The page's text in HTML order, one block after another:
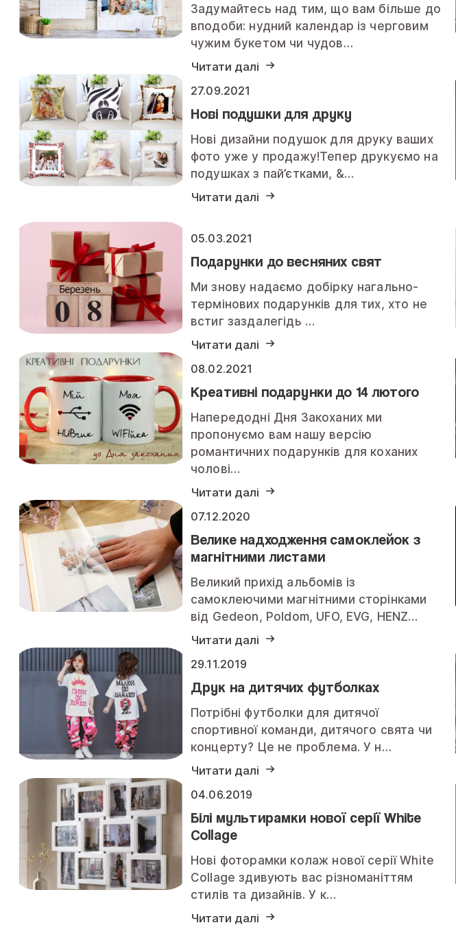
Задумайтесь над тим, що вам більше до
вподоби: нудний календар із черговим
чужим букетом чи чудов…
Читати далі
27.09.2021
Нові подушки для друку
Нові дизайни подушок для друку ваших
фото уже у продажу!Тепер друкуємо на
подушках з пай’єтками, &…
Читати далі
05.03.2021
Подарунки до весняних свят
Ми знову надаємо добірку нагально-
термінових подарунків для тих, хто не
встиг заздалегідь …
Читати далі
08.02.2021
Креативні подарунки до 14 лютого
Напередодні Дня Закоханих ми
пропонуємо вам нашу версію
романтичних подарунків для коханих
чолові…
Читати далі
07.12.2020
Велике надходження самоклейок з
магнітними листами
Великий прихід альбомів із
самоклеючими магнітними сторінками
від Gedeon, Poldom, UFO, EVG, HENZ…
Читати далі
29.11.2019
Друк на дитячих футболках
Потрібні футболки для дитячої
спортивної команди, дитячого свята чи
концерту? Це не проблема. У н…
Читати далі
04.06.2019
Білі мультирамки нової серії White
Collage
Нові фоторамки колаж нової серії White
Collage здивують вас різноманіттям
стилів та дизайнів. У к…
Читати далі